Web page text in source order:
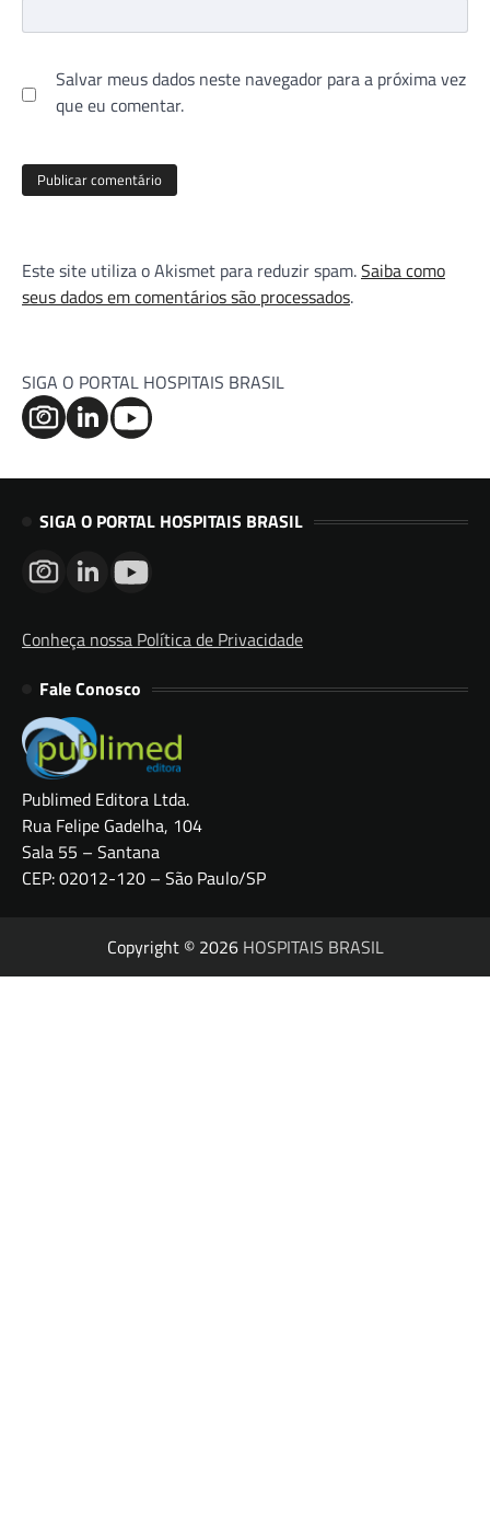
Salvar meus dados neste navegador para a próxima vez
que eu comentar.
Este site utiliza o Akismet para reduzir spam.Saiba como
seus dados em comentários são processados.
SIGA O PORTAL HOSPITAIS BRASIL
SIGA O PORTAL HOSPITAIS BRASIL
Conheça nossa Política de Privacidade
Fale Conosco
Publimed Editora Ltda.
Rua Felipe Gadelha, 104
Sala 55 – Santana
CEP: 02012-120 – São Paulo/SP
Copyright © 2026 HOSPITAIS BRASIL